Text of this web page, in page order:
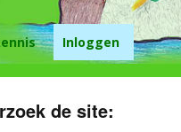
lui
Inloggen
de site: